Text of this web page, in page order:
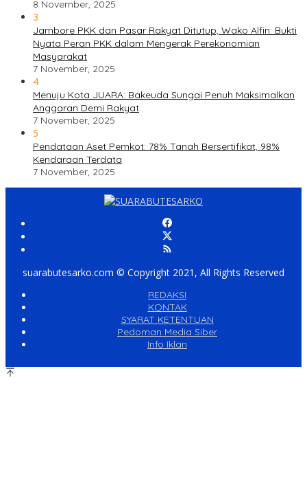
8 November, 2025
3
Jambore PKK dan Pasar Rakyat Ditutup, Wako Alfin: Bukti
Nyata Peran PKK dalam Mengerak Perekonomian
Masyarakat
7 November, 2025
4
Menuju Kota JUARA: Bakeuda Sungai Penuh Maksimalkan
Anggaran Demi Rakyat
7 November, 2025
5
Pendataan Aset Pemkot: 78% Tanah Bersertifikat, 98%
Kendaraan Terdata
7 November, 2025
suarabutesarko.com © Copyright 2021, All Rights Reserved
REDAKSI
KONTAK
SYARAT KETENTUAN
Pedoman Media Siber
Info Iklan